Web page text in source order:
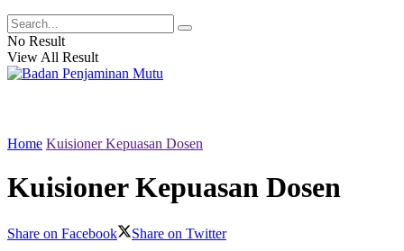
No Result
View All Result
Home Kuisioner Kepuasan Dosen
Kuisioner Kepuasan Dosen
Share on Facebook Share on Twitter